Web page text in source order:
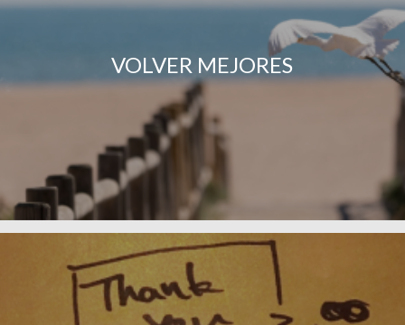
VOLVER MEJORES